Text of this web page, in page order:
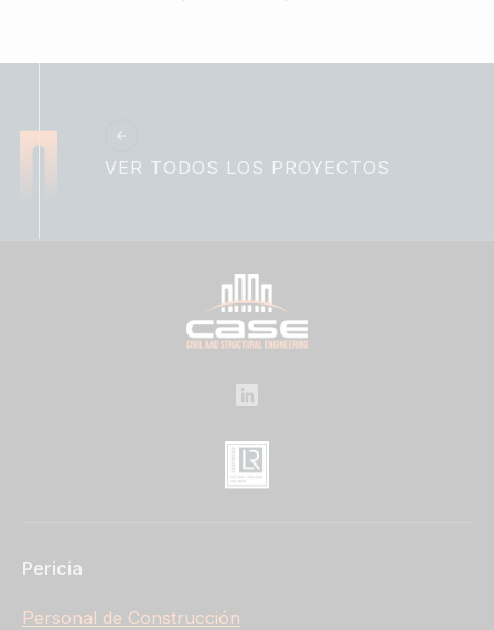
VER TODOS LOS PROYECTOS
Pericia
Personal de Construcción